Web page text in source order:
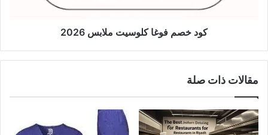
كود خصم فوغا كلوسيت ملابس 2026
مقالات ذات صلة